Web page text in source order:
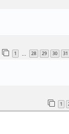
1 28 29 30 31
1